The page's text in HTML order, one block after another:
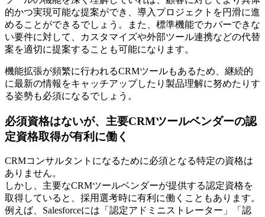
的かつ実現可能な提案ができ、導入プロジェクトを円滑に進
めることができるでしょう。また、標準機能でカバーできな
い要件に対して、カスタマイズや外部ツール連携などの代替
案を適切に提案することも可能になります。
機能拡張が頻繁に行われるCRMツールもあるため、継続的
に最新の情報をキャッチアップしたり製品理解に努めたりす
る姿勢も必須になるでしょう。
必須資格はないが、主要CRMツールベンダーの認
定資格取得が有利に働く
CRMコンサルタントになるために必須となる特定の資格は
ありません。
しかし、主要なCRMツールベンダーが提供する認定資格を
取得していると、採用選考時に有利に働くこともあります。
例えば、Salesforceには「認定アドミニストレーター」「認